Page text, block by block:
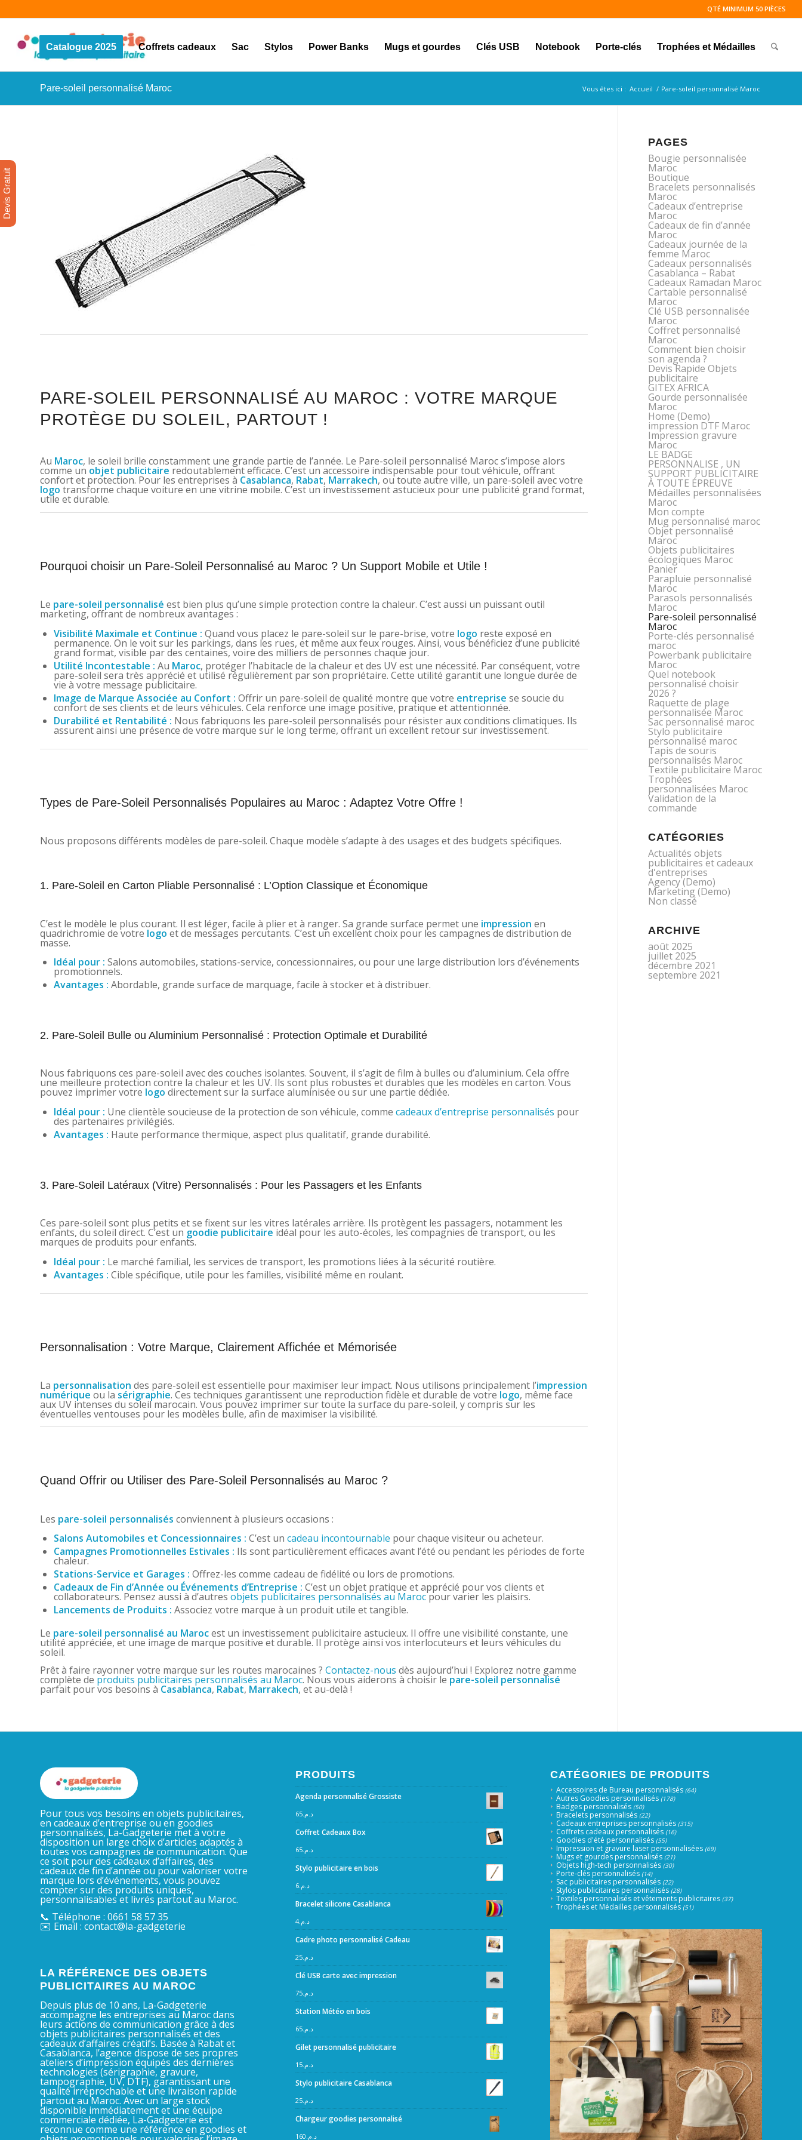
QTÉ MINIMUM 50 PIÈCES
Catalogue 2025 Coffrets cadeaux Sac Stylos Power Banks Mugs et gourdes Clés USB Notebook Porte-clés Trophées et Médailles
Pare-soleil personnalisé Maroc Vous êtes ici : Accueil / Pare-soleil personnalisé Maroc
PARE-SOLEIL PERSONNALISÉ AU MAROC : VOTRE MARQUE
PROTÈGE DU SOLEIL, PARTOUT !
Au Maroc, le soleil brille constamment une grande partie de l’année. Le Pare-soleil personnalisé Maroc s’impose alors
comme un objet publicitaire redoutablement efficace. C’est un accessoire indispensable pour tout véhicule, offrant
confort et protection. Pour les entreprises à Casablanca, Rabat, Marrakech, ou toute autre ville, un pare-soleil avec votre
logo transforme chaque voiture en une vitrine mobile. C’est un investissement astucieux pour une publicité grand format,
utile et durable.
Pourquoi choisir un Pare-Soleil Personnalisé au Maroc ? Un Support Mobile et Utile !
Le pare-soleil personnalisé est bien plus qu’une simple protection contre la chaleur. C’est aussi un puissant outil
marketing, offrant de nombreux avantages :
Visibilité Maximale et Continue : Quand vous placez le pare-soleil sur le pare-brise, votre logo reste exposé en
permanence. On le voit sur les parkings, dans les rues, et même aux feux rouges. Ainsi, vous bénéficiez d’une publicité
grand format, visible par des centaines, voire des milliers de personnes chaque jour.
Utilité Incontestable : Au Maroc, protéger l’habitacle de la chaleur et des UV est une nécessité. Par conséquent, votre
pare-soleil sera très apprécié et utilisé régulièrement par son propriétaire. Cette utilité garantit une longue durée de
vie à votre message publicitaire.
Image de Marque Associée au Confort : Offrir un pare-soleil de qualité montre que votre entreprise se soucie du
confort de ses clients et de leurs véhicules. Cela renforce une image positive, pratique et attentionnée.
Durabilité et Rentabilité : Nous fabriquons les pare-soleil personnalisés pour résister aux conditions climatiques. Ils
assurent ainsi une présence de votre marque sur le long terme, offrant un excellent retour sur investissement.
Types de Pare-Soleil Personnalisés Populaires au Maroc : Adaptez Votre Offre !
Nous proposons différents modèles de pare-soleil. Chaque modèle s’adapte à des usages et des budgets spécifiques.
1. Pare-Soleil en Carton Pliable Personnalisé : L’Option Classique et Économique
C’est le modèle le plus courant. Il est léger, facile à plier et à ranger. Sa grande surface permet une impression en
quadrichromie de votre logo et de messages percutants. C’est un excellent choix pour les campagnes de distribution de
masse.
Idéal pour : Salons automobiles, stations-service, concessionnaires, ou pour une large distribution lors d’événements
promotionnels.
Avantages : Abordable, grande surface de marquage, facile à stocker et à distribuer.
2. Pare-Soleil Bulle ou Aluminium Personnalisé : Protection Optimale et Durabilité
Nous fabriquons ces pare-soleil avec des couches isolantes. Souvent, il s’agit de film à bulles ou d’aluminium. Cela offre
une meilleure protection contre la chaleur et les UV. Ils sont plus robustes et durables que les modèles en carton. Vous
pouvez imprimer votre logo directement sur la surface aluminisée ou sur une partie dédiée.
Idéal pour : Une clientèle soucieuse de la protection de son véhicule, comme cadeaux d’entreprise personnalisés pour
des partenaires privilégiés.
Avantages : Haute performance thermique, aspect plus qualitatif, grande durabilité.
3. Pare-Soleil Latéraux (Vitre) Personnalisés : Pour les Passagers et les Enfants
Ces pare-soleil sont plus petits et se fixent sur les vitres latérales arrière. Ils protègent les passagers, notamment les
enfants, du soleil direct. C’est un goodie publicitaire idéal pour les auto-écoles, les compagnies de transport, ou les
marques de produits pour enfants.
Idéal pour : Le marché familial, les services de transport, les promotions liées à la sécurité routière.
Avantages : Cible spécifique, utile pour les familles, visibilité même en roulant.
Personnalisation : Votre Marque, Clairement Affichée et Mémorisée
La personnalisation des pare-soleil est essentielle pour maximiser leur impact. Nous utilisons principalement l’impression
numérique ou la sérigraphie. Ces techniques garantissent une reproduction fidèle et durable de votre logo, même face
aux UV intenses du soleil marocain. Vous pouvez imprimer sur toute la surface du pare-soleil, y compris sur les
éventuelles ventouses pour les modèles bulle, afin de maximiser la visibilité.
Quand Offrir ou Utiliser des Pare-Soleil Personnalisés au Maroc ?
Les pare-soleil personnalisés conviennent à plusieurs occasions :
Salons Automobiles et Concessionnaires : C’est un cadeau incontournable pour chaque visiteur ou acheteur.
Campagnes Promotionnelles Estivales : Ils sont particulièrement efficaces avant l’été ou pendant les périodes de forte
chaleur.
Stations-Service et Garages : Offrez-les comme cadeau de fidélité ou lors de promotions.
Cadeaux de Fin d’Année ou Événements d’Entreprise : C’est un objet pratique et apprécié pour vos clients et
collaborateurs. Pensez aussi à d’autres objets publicitaires personnalisés au Marocpour varier les plaisirs.
Lancements de Produits : Associez votre marque à un produit utile et tangible.
Le pare-soleil personnalisé au Marocest un investissement publicitaire astucieux. Il offre une visibilité constante, une
utilité appréciée, et une image de marque positive et durable. Il protège ainsi vos interlocuteurs et leurs véhicules du
soleil.
Prêt à faire rayonner votre marque sur les routes marocaines ? Contactez-nous dès aujourd’hui ! Explorez notre gamme
complète de produits publicitaires personnalisés au Maroc. Nous vous aiderons à choisir le pare-soleil personnalisé
parfait pour vos besoins à Casablanca, Rabat, Marrakech, et au-delà !
PAGES
Bougie personnalisée
Maroc
Boutique
Bracelets personnalisés
Maroc
Cadeaux d’entreprise
Maroc
Cadeaux de fin d’année
Maroc
Cadeaux journée de la
femme Maroc
Cadeaux personnalisés
Casablanca – Rabat
Cadeaux Ramadan Maroc
Cartable personnalisé
Maroc
Clé USB personnalisée
Maroc
Coffret personnalisé
Maroc
Comment bien choisir
son agenda ?
Devis Rapide Objets
publicitaire
GITEX AFRICA
Gourde personnalisée
Maroc
Home (Demo)
impression DTF Maroc
Impression gravure
Maroc
LE BADGE
PERSONNALISE , UN
SUPPORT PUBLICITAIRE
À TOUTE ÉPREUVE
Médailles personnalisées
Maroc
Mon compte
Mug personnalisé maroc
Objet personnalisé
Maroc
Objets publicitaires
écologiques Maroc
Panier
Parapluie personnalisé
Maroc
Parasols personnalisés
Maroc
Pare-soleil personnalisé
Maroc
Porte-clés personnalisé
maroc
Powerbank publicitaire
Maroc
Quel notebook
personnalisé choisir
2026 ?
Raquette de plage
personnalisée Maroc
Sac personnalisé maroc
Stylo publicitaire
personnalisé maroc
Tapis de souris
personnalisés Maroc
Textile publicitaire Maroc
Trophées
personnalisées Maroc
Validation de la
commande
CATÉGORIES
Actualités objets
publicitaires et cadeaux
d'entreprises
Agency (Demo)
Marketing (Demo)
Non classé
ARCHIVE
août 2025
juillet 2025
décembre 2021
septembre 2021
Pour tous vos besoins en objets publicitaires,
en cadeaux d’entreprise ou en goodies
personnalisés, La-Gadgeterie met à votre
disposition un large choix d’articles adaptés à
toutes vos campagnes de communication. Que
ce soit pour des cadeaux d’affaires, des
cadeaux de fin d’année ou pour valoriser votre
marque lors d’événements, vous pouvez
compter sur des produits uniques,
personnalisables et livrés partout au Maroc.
📞 Téléphone : 0661 58 57 35
✉️ Email : contact@la-gadgeterie
LA RÉFÉRENCE DES OBJETS
PUBLICITAIRES AU MAROC
Depuis plus de 10 ans, La-Gadgeterie
accompagne les entreprises au Maroc dans
leurs actions de communication grâce à des
objets publicitaires personnalisés et des
cadeaux d’affaires créatifs. Basée à Rabat et
Casablanca, l’agence dispose de ses propres
ateliers d’impression équipés des dernières
technologies (sérigraphie, gravure,
tampographie, UV, DTF), garantissant une
qualité irréprochable et une livraison rapide
partout au Maroc. Avec un large stock
disponible immédiatement et une équipe
commerciale dédiée, La-Gadgeterie est
reconnue comme une référence en goodies et
PRODUITS
Agenda personnalisé Grossiste
د.م.65
Coffret Cadeaux Box
د.م.65
Stylo publicitaire en bois
د.م.6
Bracelet silicone Casablanca
د.م.4
Cadre photo personnalisé Cadeau
د.م.25
Clé USB carte avec impression
د.م.75
Station Météo en bois
د.م.65
Gilet personnalisé publicitaire
د.م.15
Stylo publicitaire Casablanca
د.م.25
Chargeur goodies personnalisé
د.م.160
CATÉGORIES DE PRODUITS
Accessoires de Bureau personnalisés (64)
Autres Goodies personnalisés (178)
Badges personnalisés (50)
Bracelets personnalisés (22)
Cadeaux entreprises personnalisés (315)
Coffrets cadeaux personnalisés (16)
Goodies d'été personnalisés (55)
Impression et gravure laser personnalisées (69)
Mugs et gourdes personnalisés (21)
Objets high-tech personnalisés (30)
Porte-clés personnalisés (14)
Sac publicitaires personnalisés (22)
Stylos publicitaires personnalisés (28)
Textiles personnalisés et vêtements publicitaires (37)
Trophées et Médailles personnalisés (51)
Devis Gratuit